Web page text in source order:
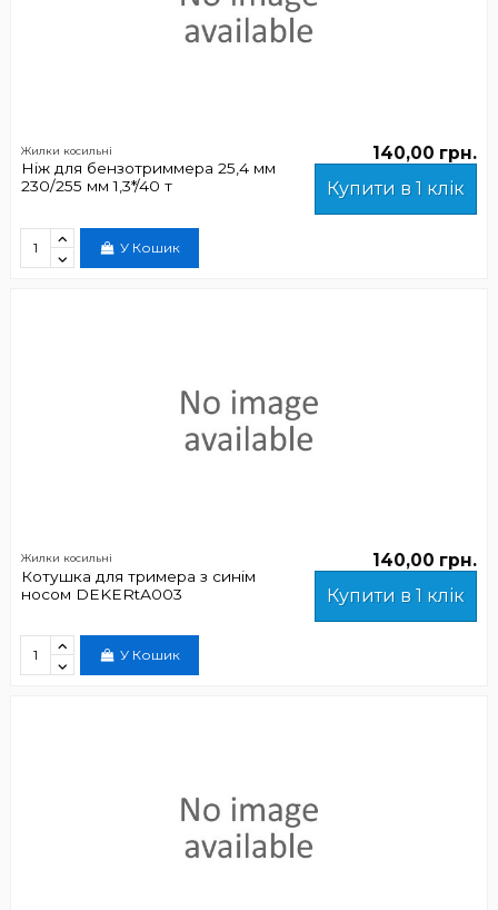
Жилки косильні
Ніж для бензотриммера 25,4 мм
230/255 мм 1,3*/40 т
140,00 грн.
Купити в 1 клік
У Кошик
Жилки косильні
Котушка для тримера з синім
носом DEKERtА003
140,00 грн.
Купити в 1 клік
У Кошик